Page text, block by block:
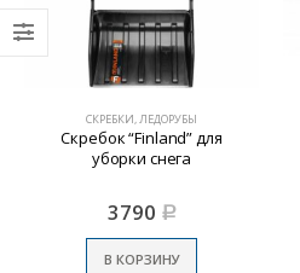
СКРЕБКИ, ЛЕДОРУБЫ
Скребок “Finland” для
уборки снега
3790 Р
В КОРЗИНУ